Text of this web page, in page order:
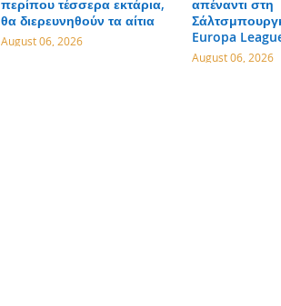
περίπου τέσσερα εκτάρια,
θα διερευνηθούν τα αίτια
August 06, 2026
απέναντι στη
Europa
August 06, 2026